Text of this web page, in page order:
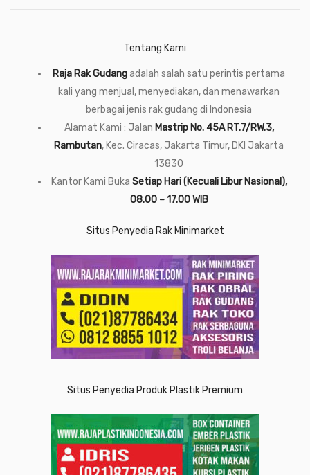
Tentang Kami
Raja Rak Gudangadalah salah satu perintis pertama
kali yang menjual, menyediakan, dan menawarkan
berbagai jenis rak gudang di Indonesia
Alamat Kami : Jalan Mastrip No. 45A RT.7/RW.3,
Rambutan, Kec. Ciracas, Jakarta Timur, DKI Jakarta
13830
Kantor Kami Buka Setiap Hari (Kecuali Libur Nasional),
08.00 – 17.00 WIB
Situs Penyedia Rak Minimarket
Situs Penyedia Produk Plastik Premium